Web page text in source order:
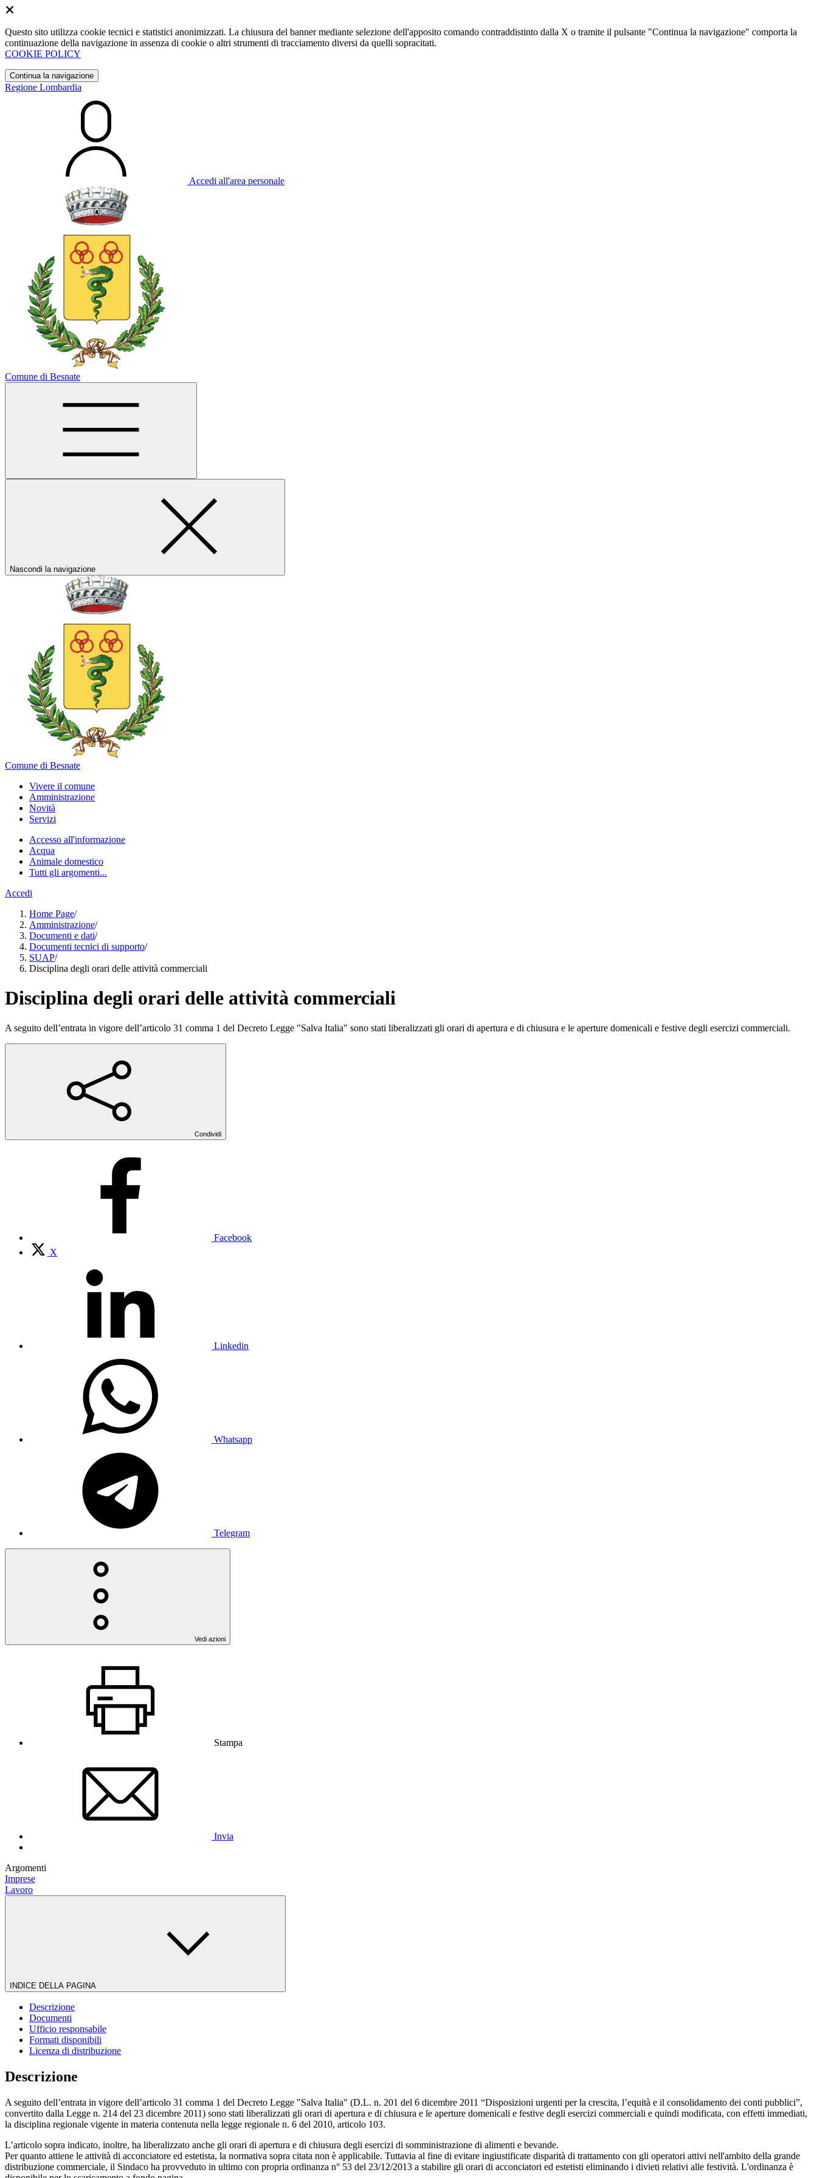
Questo sito utilizza cookie tecnici e statistici anonimizzati. La chiusura del banner mediante selezione dell'apposito comando contraddistinto dalla X o tramite il pulsante "Continua la navigazione" comporta la
continuazione della navigazione in assenza di cookie o altri strumenti di tracciamento diversi da quelli sopracitati.
COOKIE POLICY
Continua la navigazione
Regione Lombardia
Accedi all'area personale
Comune di Besnate
Nascondi la navigazione
Comune di Besnate
Vivere il comune
Amministrazione
Novità
Servizi
Accesso all'informazione
Acqua
Animale domestico
Tutti gli argomenti...
Accedi
Home Page/
Amministrazione/
Documenti e dati/
Documenti tecnici di supporto/
SUAP/
Disciplina degli orari delle attività commerciali
Disciplina degli orari delle attività commerciali
A seguito dell’entrata in vigore dell’articolo 31 comma 1 del Decreto Legge "Salva Italia" sono stati liberalizzati gli orari di apertura e di chiusura e le aperture domenicali e festive degli esercizi commerciali.
Condividi
Facebook
X
Linkedin
Whatsapp
Telegram
Vedi azioni
Stampa
Invia
Argomenti
Imprese
Lavoro
INDICE DELLA PAGINA
Descrizione
Documenti
Ufficio responsabile
Formati disponibili
Licenza di distribuzione
Descrizione
A seguito dell’entrata in vigore dell’articolo 31 comma 1 del Decreto Legge "Salva Italia" (D.L. n. 201 del 6 dicembre 2011 “Disposizioni urgenti per la crescita, l’equità e il consolidamento dei conti pubblici”,
convertito dalla Legge n. 214 del 23 dicembre 2011) sono stati liberalizzati gli orari di apertura e di chiusura e le aperture domenicali e festive degli esercizi commerciali e quindi modificata, con effetti immediati,
la disciplina regionale vigente in materia contenuta nella legge regionale n. 6 del 2010, articolo 103.
L’articolo sopra indicato, inoltre, ha liberalizzato anche gli orari di apertura e di chiusura degli esercizi di somministrazione di alimenti e bevande.
Per quanto attiene le attività di acconciatore ed estetista, la normativa sopra citata non è applicabile. Tuttavia al fine di evitare ingiustificate disparità di trattamento con gli operatori attivi nell'ambito della grande
distribuzione commerciale, il Sindaco ha provveduto in ultimo con propria ordinanza n° 53 del 23/12/2013 a stabilire gli orari di acconciatori ed estetisti eliminando i divieti relativi alle festività. L'ordinanza è